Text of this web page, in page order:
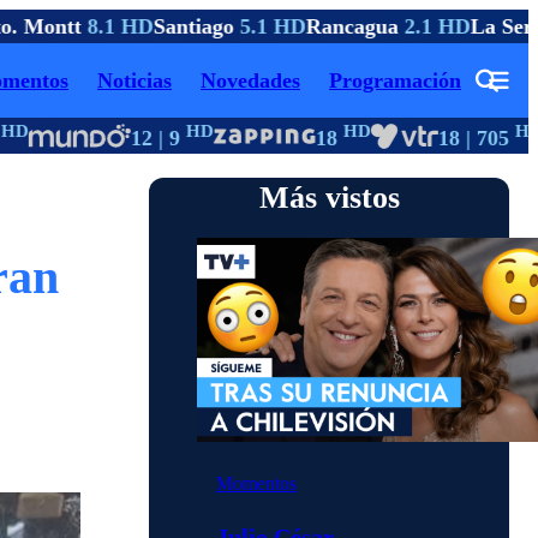
Montt8.1 HDSantiago5.1 HDRancagua2.1 HDLa
Noticias Novedades Programación
12 | 9 HD 18HD 18 | 705HD
Más vistos
Momentos